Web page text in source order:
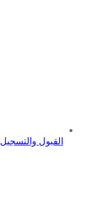
القبول والتسجيل